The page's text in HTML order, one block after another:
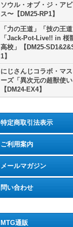
ソウル・オブ・ジ・アビ
ス〜【DM25-RP1】
「力の王道」「技の王道
「Jack-Pot-Live!! in 桜
高校」【DM25-
1】
にじさんじコラボ・マ
ーズ「異次元の超獣使い
【DM24-EX4】
特定商取引法表示
ご利用案内
メールマガジン
問い合わせ
MTG通販